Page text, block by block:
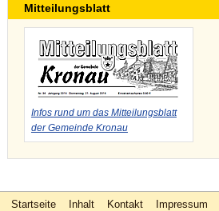
Mitteilungsblatt
Infos rund um das Mitteilungsblatt
der Gemeinde Kronau
Startseite Inhalt Kontakt Impressum